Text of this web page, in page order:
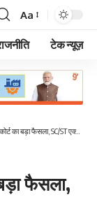
Font
Resizer
Aa
टेक न्यूज़
फैसला, SC/ST एक्ट का लाभ नहीं मिलेगा
बड़ा फैसला,